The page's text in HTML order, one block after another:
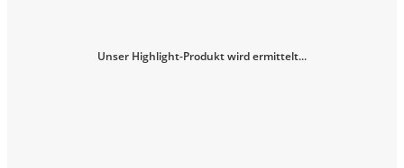
Unser Highlight-Produkt wird ermittelt...